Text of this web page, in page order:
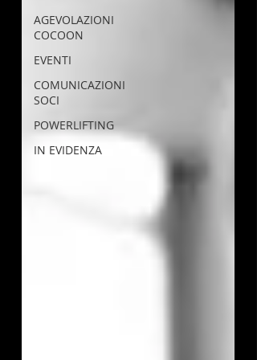
AGEVOLAZIONI
COCOON
EVENTI
COMUNICAZIONI
SOCI
POWERLIFTING
IN EVIDENZA